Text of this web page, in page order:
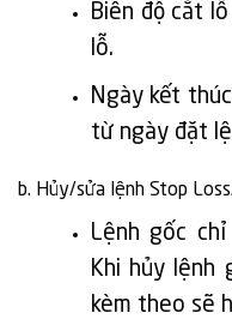
Biên độ cắt
lỗ.
Ngày kết
từ ngày đặt
b. Hủy/sửa lệnh Stop
Lệnh gốc
Khi hủy lệnh
kèm theo sẽ